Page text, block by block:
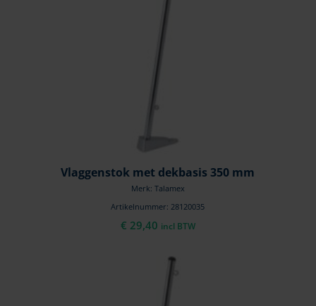
Vlaggenstok met dekbasis 350 mm
Merk: Talamex
Artikelnummer: 28120035
€ 29,40 incl BTW